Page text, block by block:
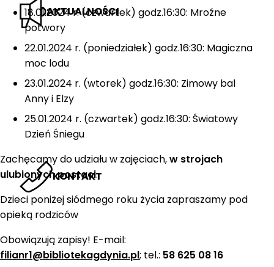
AKTUALNOŚCI
KONTAKT
18.01.2024 r. (czwartek) godz.16:30: Mroźne
potwory
22.01.2024 r. (poniedziałek) godz.16:30: Magiczna
moc lodu
23.01.2024 r. (wtorek) godz.16:30: Zimowy bal
Anny i Elzy
25.01.2024 r. (czwartek) godz.16:30: Światowy
Dzień Śniegu
Zachęcamy do udziału w zajęciach,w strojach
ulubionych postaci.
Dzieci poniżej siódmego roku życia zapraszamy pod
opieką rodziców
Obowiązują zapisy! E-mail:
filianr1@bibliotekagdynia.pl; tel.: 58 625 08 16